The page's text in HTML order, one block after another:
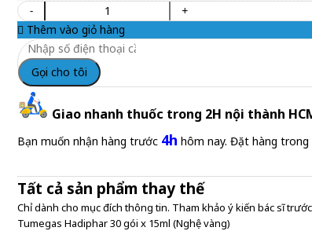
-
+
Thêm vào giỏ hàng
Gọi cho tôi
Giao nhanh thuốc trong 2H nội thành
Bạn muốn nhận hàng trước 4h hôm nay. Đặt hàng trong
Tất cả sản phẩm thay thế
Chỉ dành cho mục đích thông tin. Tham khảo ý kiến bác sĩ
Tumegas Hadiphar 30 gói x 15ml (Nghệ vàng)